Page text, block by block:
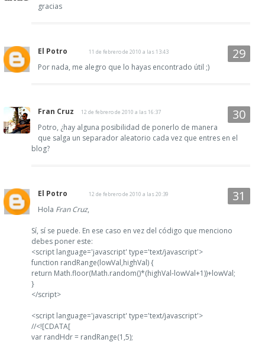
gracias
El Potro 11 de febrero de 2010 a las 13:43
Por nada, me alegro que lo hayas encontrado útil ;)
Fran Cruz 12 de febrero de 2010 a las 16:37
Potro, ¿hay alguna posibilidad de ponerlo de manera
que salga un separador aleatorio cada vez que entres en el
blog?
El Potro 12 de febrero de 2010 a las 20:39
Hola Fran Cruz,
Sí, sí se puede. En ese caso en vez del código que menciono
debes poner este:
<script language='javascript' type='text/javascript'>
function randRange(lowVal,highVal) {
return Math.floor(Math.random()*(highVal-lowVal+1))+lowVal;
}
</script>
<script language='javascript' type='text/javascript'>
//<![CDATA[
var randHdr = randRange(1,5);